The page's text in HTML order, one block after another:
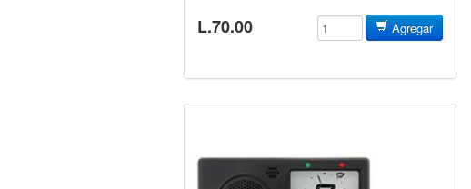
L.70.00 Agregar